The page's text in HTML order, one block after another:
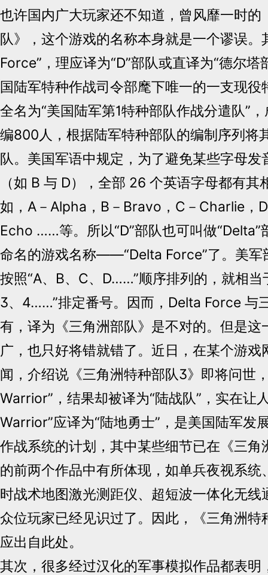
也许国内广大玩家还不知道，曾风靡一时的
队》，这个游戏的名称本身就是一个谬误。
Force”，理应译为“D”部队或直译为“德尔塔
国陆军特种作战司令部麾下唯一的一支现役
全名为“美国陆军第1特种部队作战分遣队”
编800人，根据陆军特种部队的编制序列将
队。美国军语中规定，为了避免某些字母发
（如 B 与 D），全部 26 个英语字母都有其
如，A－Alpha，B－Bravo，C－Charlie，
Echo ……等。所以“D”部队也可叫做“Delta”
命名的游戏名称——“Delta Force”了。美军
按照“A、B、C、D……”顺序排列的，就相当
3、4……”排定番号。因而，Delta Force 与
有，译为《三角洲部队》是不对的。但是这
广，也只好将错就错了。近日，在某个游戏
闻，介绍说《三角洲特种部队3》即将问世
Warrior”，结果却被译为“陆战队”，实在让
Warrior”应译为“陆地勇士”，是美国陆军发
作战系统的计划，其中某些细节已在《三角
的前两个作品中有所体现，如单兵夜视系统
时战术地图激光测距仪、超短波一体化无线
众位玩家已经见识过了。因此，《三角洲特
应出自此处。
其次，很多经过汉化的军事模拟作品都表明